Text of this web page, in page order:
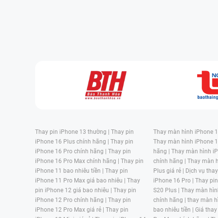
bạn khó chịu khi mỗi lần dùng đến iPad Gen 6.
Thay pin iPhone 13 thường | Thay pin
iPhone 16 Plus chính hãng | Thay pin
iPhone 16 Pro chính hãng | Thay pin
iPhone 16 Pro Max chính hãng | Thay pin
iPhone 11 bao nhiêu tiền | Thay pin
iPhone 11 Pro Max giá bao nhiêu | Thay
pin iPhone 12 giá bao nhiêu | Thay pin
iPhone 12 Pro chính hãng | Thay pin
iPhone 12 Pro Max giá rẻ | Thay pin
Thay màn hình iPhone
Thay màn hình iPhone
hãng | Thay màn hình
chính hãng | Thay màn
Plus giá rẻ | Dịch vụ
iPhone 16 Pro | Thay
S20 Plus | Thay màn
chính hãng | thay màn
bao nhiêu tiền | Giá